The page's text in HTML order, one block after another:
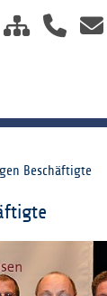
Beschäftigte